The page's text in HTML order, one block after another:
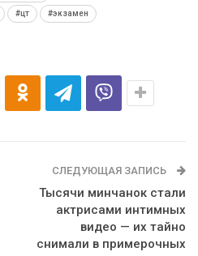
#цт #экзамен
СЛЕДУЮЩАЯ ЗАПИСЬ
Тысячи минчанок стали
актрисами интимных
видео — их тайно
снимали в примерочных